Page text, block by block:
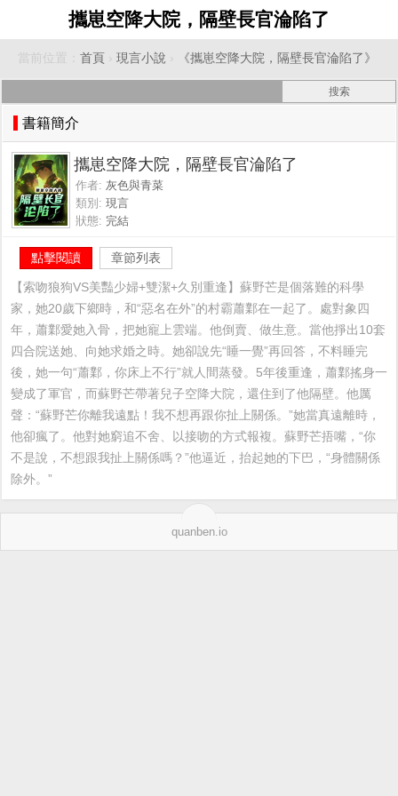
攜崽空降大院，隔壁長官淪陷了
當前位置： 首頁 › 現言小說 › 《攜崽空降大院，隔壁長官淪陷了》
書籍簡介
攜崽空降大院，隔壁長官淪陷了
作者: 灰色與青菜
類別: 現言
狀態: 完結
點擊閱讀 章節列表
【索吻狼狗VS美豔少婦+雙潔+久別重逢】蘇野芒是個落難的科學
家，她20歲下鄉時，和“惡名在外”的村霸蕭鄴在一起了。處對象四
年，蕭鄴愛她入骨，把她寵上雲端。他倒賣、做生意。當他掙出10套
四合院送她、向她求婚之時。她卻說先“睡一覺”再回答，不料睡完
後，她一句“蕭鄴，你床上不行”就人間蒸發。5年後重逢，蕭鄴搖身一
變成了軍官，而蘇野芒帶著兒子空降大院，還住到了他隔壁。他厲
聲：“蘇野芒你離我遠點！我不想再跟你扯上關係。”她當真遠離時，
他卻瘋了。他對她窮追不舍、以接吻的方式報複。蘇野芒捂嘴，“你
不是說，不想跟我扯上關係嗎？”他逼近，抬起她的下巴，“身體關係
除外。”
quanben.io